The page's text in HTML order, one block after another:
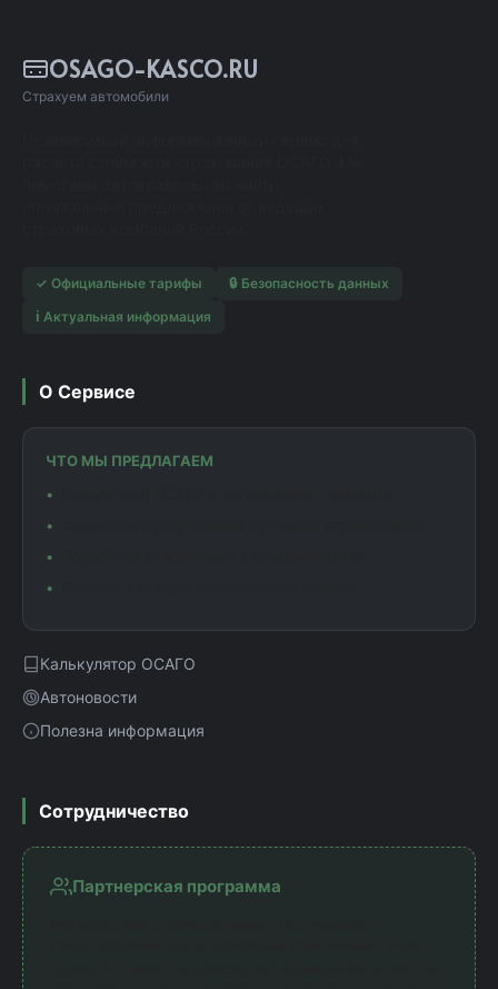
OSAGO-KASCO.RU
Страхуем автомобили
✓ Официальные тарифы
🔒 Безопасность данных
ℹ️ Актуальная информация
О Сервисе
ЧТО МЫ ПРЕДЛАГАЕМ
Калькулятор ОСАГО
Автоновости
Полезна информация
Сотрудничество
Партнерская программа